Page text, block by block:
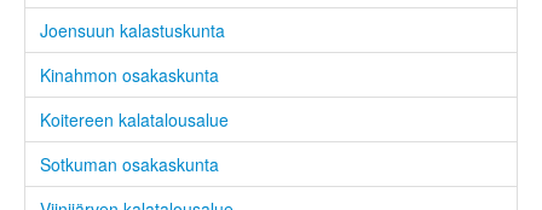
Joensuun kalastuskunta
Kinahmon osakaskunta
Koitereen kalatalousalue
Sotkuman osakaskunta